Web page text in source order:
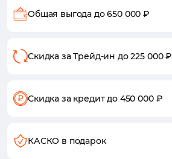
Общая выгода до 650 000 ₽
Скидка за Трейд-ин до 225 000 ₽
Скидка за кредитдо 450 000 ₽
КАСКО в подарок